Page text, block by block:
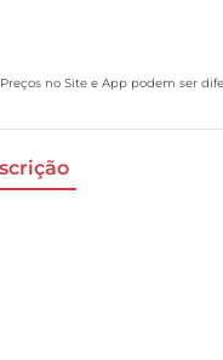
no Site e App podem ser